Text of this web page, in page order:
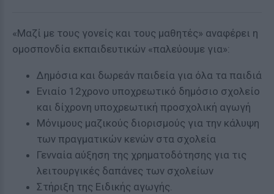
«Μαζί με τους γονείς και τους μαθητές» αναφέρει η
ομοσπονδία εκπαιδευτικών «παλεύουμε για»:
Δημόσια και δωρεάν παιδεία για όλα τα παιδιά
Ενιαίο 12χρονο υποχρεωτικό δημόσιο σχολείο
και δίχρονη υποχρεωτική προσχολική αγωγή
Μόνιμους μαζικούς διορισμούς για την κάλυψη
των πραγματικών κενών στα σχολεία
Γενναία αύξηση της χρηματοδότησης για τις
λειτουργικές δαπάνες των σχολείων
Στήριξη της Ειδικής αγωγής.